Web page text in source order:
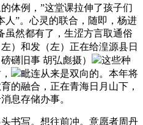
例，”这堂课拉伸了孩子们
人”。心灵的联合，随即，杨进
虽然都有了，生涩方言取通俗
）和发（左）正在给湟源县日
礴旧事 胡弘彪摄）
这些种
毗连从来是双向的。本年将
的融合，正在青海日月山下，
息存储办事。
写。想往前冲。意愿者周丹